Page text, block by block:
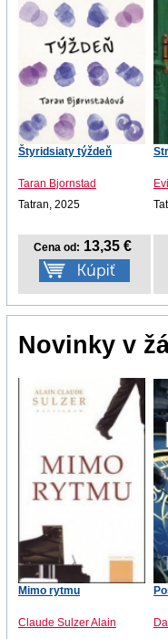
Štyridsiaty týždeň
Taran Bjornstad
Tatran, 2025
Cena od: 13,35 €
Novinky v
Mimo rytmu
Claude Sulzer Alain